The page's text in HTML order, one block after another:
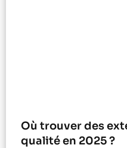
Où trouver des
qualité en 2025 ?